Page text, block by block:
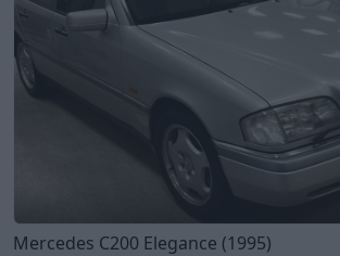
Mercedes C200 Elegance (1995)